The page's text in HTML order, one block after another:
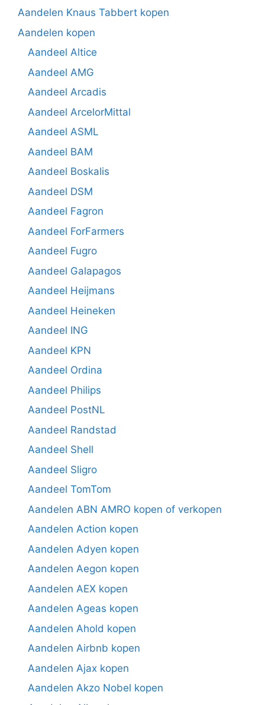
Aandelen Knaus Tabbert kopen
Aandelen kopen
Aandeel Altice
Aandeel AMG
Aandeel Arcadis
Aandeel ArcelorMittal
Aandeel ASML
Aandeel BAM
Aandeel Boskalis
Aandeel DSM
Aandeel Fagron
Aandeel ForFarmers
Aandeel Fugro
Aandeel Galapagos
Aandeel Heijmans
Aandeel Heineken
Aandeel ING
Aandeel KPN
Aandeel Ordina
Aandeel Philips
Aandeel PostNL
Aandeel Randstad
Aandeel Shell
Aandeel Sligro
Aandeel TomTom
Aandelen ABN AMRO kopen of verkopen
Aandelen Action kopen
Aandelen Adyen kopen
Aandelen Aegon kopen
Aandelen AEX kopen
Aandelen Ageas kopen
Aandelen Ahold kopen
Aandelen Airbnb kopen
Aandelen Ajax kopen
Aandelen Akzo Nobel kopen